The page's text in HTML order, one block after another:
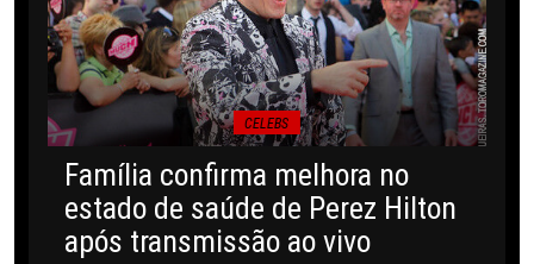
CELEBS
Família confirma melhora no
estado de saúde de Perez Hilton
após transmissão ao vivo